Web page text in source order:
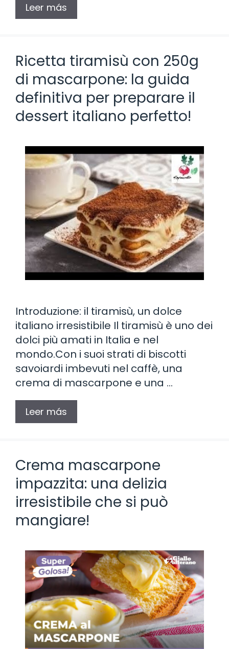
Leer más
Ricetta tiramisù con 250g
di mascarpone: la guida
definitiva per preparare il
dessert italiano perfetto!
Introduzione: il tiramisù, un dolce
italiano irresistibile Il tiramisù è uno dei
dolci più amati in Italia e nel
mondo.Con i suoi strati di biscotti
savoiardi imbevuti nel caffè, una
crema di mascarpone e una …
Leer más
Crema mascarpone
impazzita: una delizia
irresistibile che si può
mangiare!